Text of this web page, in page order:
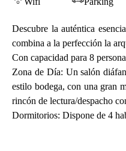
Descubre la auténtica
combina a la perfección la
Con capacidad para 8
Zona de Día: Un salón
estilo bodega, con una gran
rincón de lectura/despacho
Dormitorios: Dispone de 4